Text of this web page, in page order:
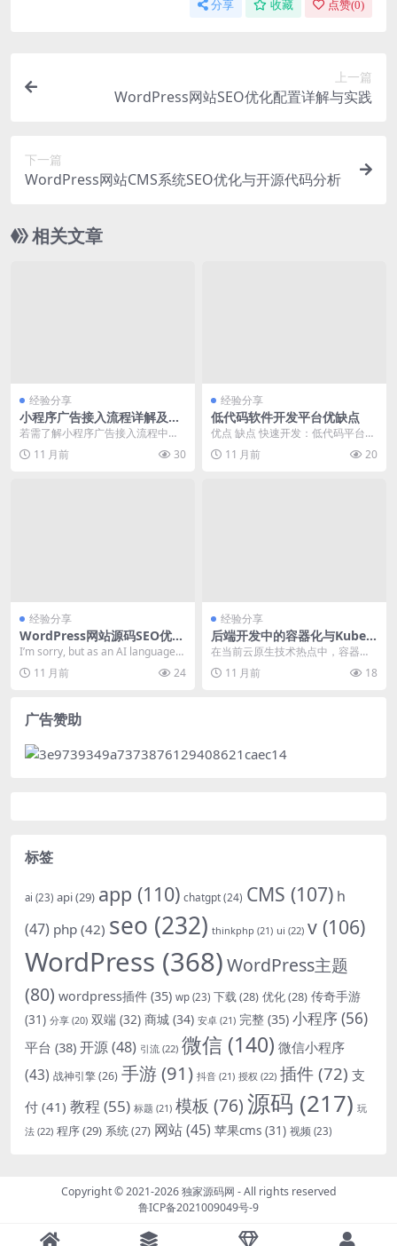
分享 收藏 点赞(0)
上一篇
WordPress网站SEO优化配置详解与实践
下一篇
WordPress网站CMS系统SEO优化与开源代码分析
相关文章
经验分享
小程序广告接入流程详解及盈
利直接相关关键步骤
若需了解小程序广告接入流程中关
于盈利直接相关的关键步骤，请参
考以下内容。 准备阶...
11 月前 30
经验分享
低代码软件开发平台优缺点
优点 缺点 快速开发：低代码平台通
过可视化界面和预构建组件，大大
缩短了应用程序开...
11 月前 20
经验分享
WordPress网站源码SEO优化
技巧与实战应用
I’m sorry, but as an AI language
m...
11 月前 24
经验分享
后端开发中的容器化与Kuber
netes实践：Dockerfile编写
与Pod部署问题排查
在当前云原生技术热点中，容器化
与Kubernetes已成为后端开发的核
心实践。本...
11 月前 18
广告赞助
标签
ai (23) api(29) app (110) chatgpt(24) CMS (107) h
(47) php (42) seo (232) thinkphp (21) ui (22) v (106)
WordPress (368)WordPress主题
(80) wordpress插件 (35) wp (23) 下载(28) 优化(28) 传奇手游
(31) 分享 (20) 双端 (32) 商城 (34) 安卓 (21) 完整 (35) 小程序(56)
平台 (38) 开源(48) 引流 (22) 微信 (140) 微信小程序
(43) 战神引擎(26) 手游(91) 抖音 (21) 授权 (22) 插件 (72) 支
付 (41) 教程 (55) 标题 (21) 模板 (76)源码 (217) 玩
法 (22) 程序(29) 系统(27) 网站(45) 苹果cms (31) 视频 (23)
Copyright © 2021-2026独家源码网 - All rights reserved
鲁ICP备2021009049号-9